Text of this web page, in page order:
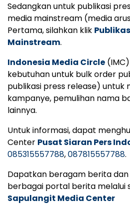
Sedangkan untuk publikasi
media mainstream (media
Pertama, silahkan klik
Mainstream.
Indonesia Media Circle
kebutuhan untuk bulk order
publikasi press release) untuk
kampanye, pemulihan nama
lainnya.
Untuk informasi, dapat
Center Pusat Siaran Pers
085315557788,087815557788.
Dapatkan beragam berita
berbagai portal berita melalui
Sapulangit Media Center